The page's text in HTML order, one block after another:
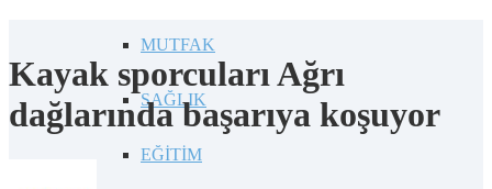
MUTFAK
SAĞLIK
EĞİTİM
Kayak sporcuları Ağrı
dağlarında başarıya koşuyor